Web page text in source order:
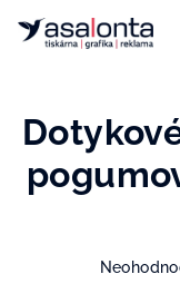
Průměrné